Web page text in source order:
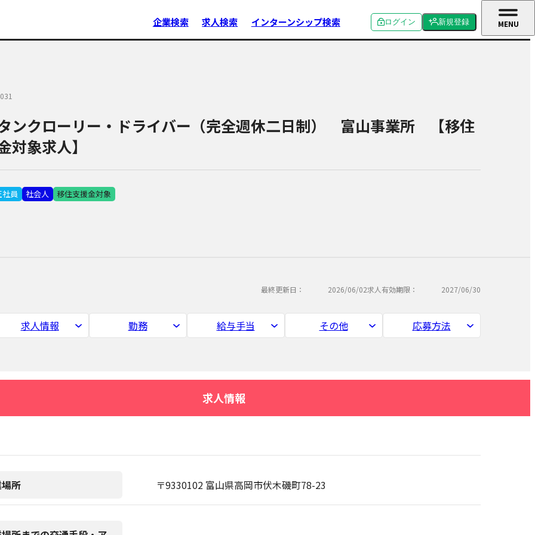
企業検索 求人検索 インターンシップ検索 ログイン 新規登録
ンクローリー・ドライバー（完全週休二日制） 富山事業所 【移住
対象求人】
社員 社会人 移住支援金対象
最終更新日： 2026/06/02求人有効期限： 2027/06/30
求人情報 勤務 給与手当 その他 応募方法
求人情報
所 〒9330102 富山県高岡市伏木磯町78-23
MENU